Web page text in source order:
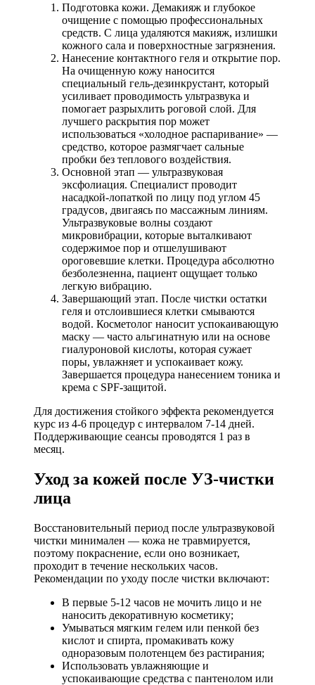
Подготовка кожи. Демакияж и глубокое
очищение с помощью профессиональных
средств. С лица удаляются макияж, излишки
кожного сала и поверхностные загрязнения.
Нанесение контактного геля и открытие пор.
На очищенную кожу наносится
специальный гель-дезинкрустант, который
усиливает проводимость ультразвука и
помогает разрыхлить роговой слой. Для
лучшего раскрытия пор может
использоваться «холодное распаривание» —
средство, которое размягчает сальные
пробки без теплового воздействия.
Основной этап — ультразвуковая
эксфолиация. Специалист проводит
насадкой-лопаткой по лицу под углом 45
градусов, двигаясь по массажным линиям.
Ультразвуковые волны создают
микровибрации, которые выталкивают
содержимое пор и отшелушивают
ороговевшие клетки. Процедура абсолютно
безболезненна, пациент ощущает только
легкую вибрацию.
Завершающий этап. После чистки остатки
геля и отслоившиеся клетки смываются
водой. Косметолог наносит успокаивающую
маску — часто альгинатную или на основе
гиалуроновой кислоты, которая сужает
поры, увлажняет и успокаивает кожу.
Завершается процедура нанесением тоника и
крема с SPF-защитой.
Для достижения стойкого эффекта рекомендуется
курс из 4-6 процедур с интервалом 7-14 дней.
Поддерживающие сеансы проводятся 1 раз в
месяц.
Уход за кожей после УЗ-чистки
лица
Восстановительный период после ультразвуковой
чистки минимален — кожа не травмируется,
поэтому покраснение, если оно возникает,
проходит в течение нескольких часов.
Рекомендации по уходу после чистки включают:
В первые 5-12 часов не мочить лицо и не
наносить декоративную косметику;
Умываться мягким гелем или пенкой без
кислот и спирта, промакивать кожу
одноразовым полотенцем без растирания;
Использовать увлажняющие и
успокаивающие средства с пантенолом или